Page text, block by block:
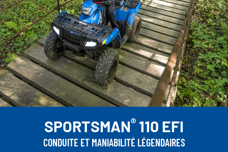
SPORTSMAN® 110 EFI
CONDUITE ET MANIABILITÉ LÉGENDAIRES